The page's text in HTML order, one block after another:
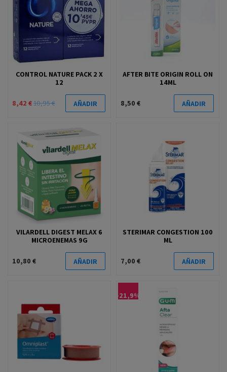
CONTROL NATURE PACK 2 X
12
8,42 €10,95 € AÑADIR
AFTER BITE ORIGIN ROLL ON
14ML
8,50 € AÑADIR
VILARDELL DIGEST MELAX 6
MICROENEMAS 9G
10,80 € AÑADIR
STERIMAR CONGESTION 100
ML
7,00 € AÑADIR
-21,9%